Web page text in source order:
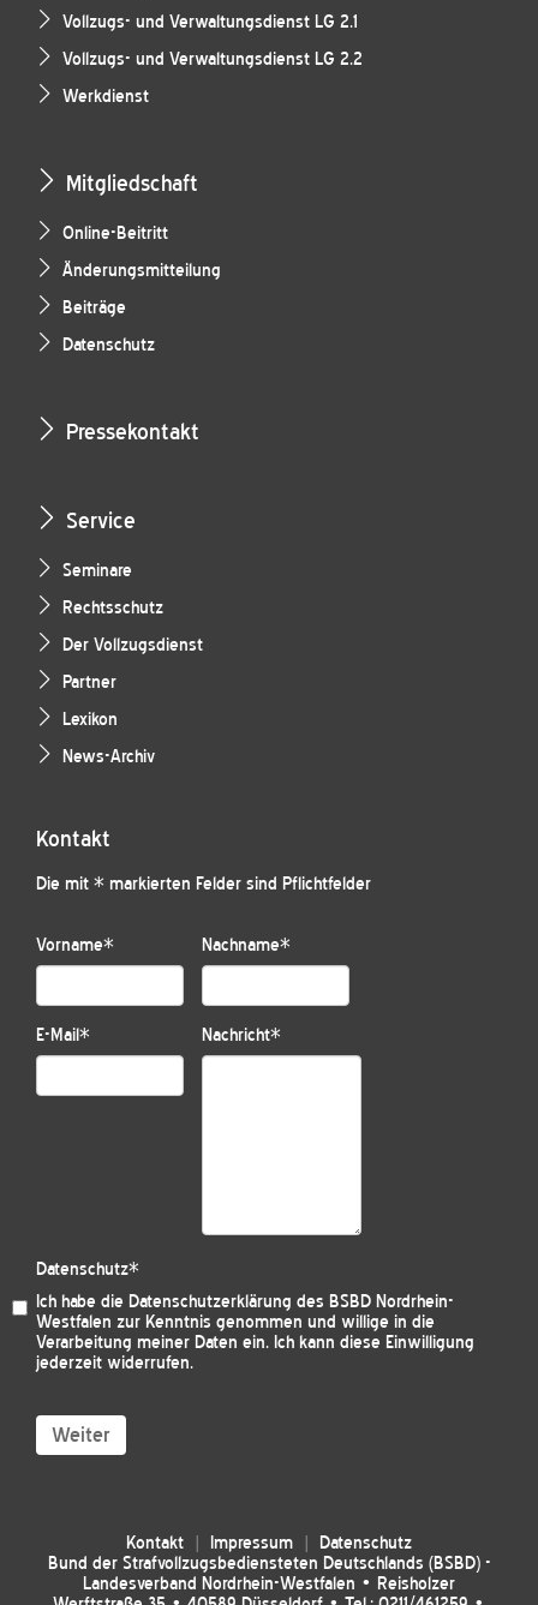
Vollzugs- und Verwaltungsdienst LG 2.1
Vollzugs- und Verwaltungsdienst LG 2.2
Werkdienst
Mitgliedschaft
Online-Beitritt
Änderungsmitteilung
Beiträge
Datenschutz
Pressekontakt
Service
Seminare
Rechtsschutz
Der Vollzugsdienst
Partner
Lexikon
News-Archiv
Kontakt
Die mit * markierten Felder sind Pflichtfelder
Vorname* Nachname*
E-Mail* Nachricht*
Datenschutz*
Ich habe die Datenschutzerklärung des BSBD Nordrhein-
Westfalen zur Kenntnis genommen und willige in die
Verarbeitung meiner Daten ein. Ich kann diese Einwilligung
jederzeit widerrufen.
Weiter
Kontakt Impressum
Datenschutz
Bund der Strafvollzugsbediensteten Deutschlands (BSBD) -
Landesverband Nordrhein-Westfalen • Reisholzer